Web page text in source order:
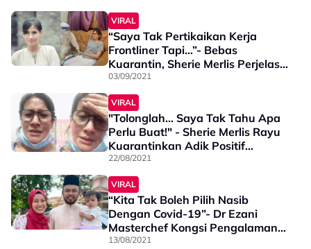
VIRAL
“Saya Tak Pertikaikan Kerja
Frontliner Tapi…”- Bebas
Kuarantin, Sherie Merlis Perjelas
Keadaan Sebenar
03/09/2021
VIRAL
"Tolonglah... Saya Tak Tahu Apa
Perlu Buat!" - Sherie Merlis Rayu
Kuarantinkan Adik Positif
COVID-19, Rumah Padat 11
Orang Bersesak!
22/08/2021
VIRAL
“Kita Tak Boleh Pilih Nasib
Dengan Covid-19”- Dr Ezani
Masterchef Kongsi Pengalaman
Dijangkiti Wabak Covid-19
13/08/2021